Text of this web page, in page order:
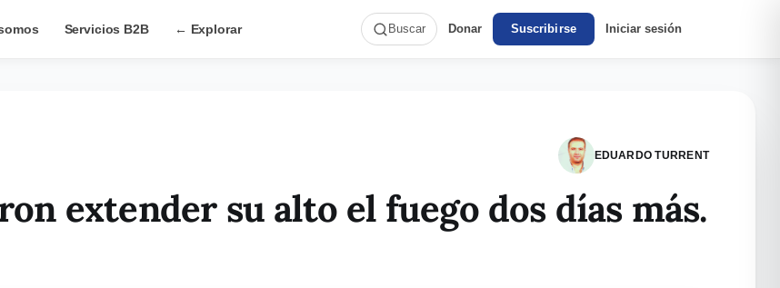
Servicios B2B ← Explorar Buscar Donar Suscribirse Iniciar sesión
EDUARDO TURRENT
extender su alto el fuego dos días más.